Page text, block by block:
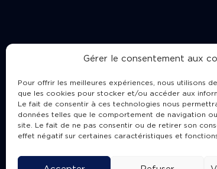
Gérer le consentement aux
Pour offrir les meilleures expériences, nous utilisons
que les cookies pour stocker et/ou accéder aux
Le fait de consentir à ces technologies nous
données telles que le comportement de navigation ou
site. Le fait de ne pas consentir ou de retirer son
effet négatif sur certaines caractéristiques et